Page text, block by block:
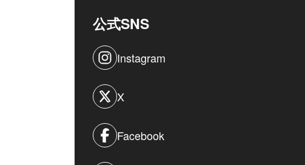
公式SNS
Instagram
X
Facebook